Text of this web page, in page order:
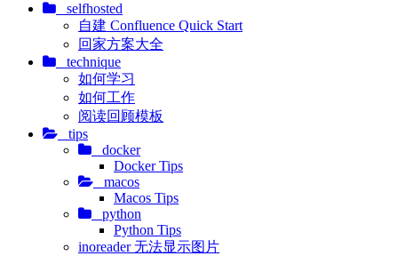
selfhosted
自建 Confluence Quick Start
回家方案大全
technique
如何学习
如何工作
阅读回顾模板
tips
docker
Docker Tips
macos
Macos Tips
python
Python Tips
inoreader 无法显示图片